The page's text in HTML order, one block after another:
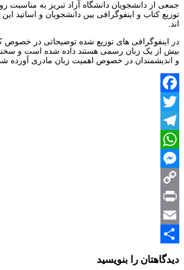
جمعی از دانشجویان دانشگاه آزاد تبریز به مناسبت
توزیع کتاب و اینفوگرافی بین دانشجویان و اساتید
اند.
در اینفوگرافی های توزیع شده توضیحاتی در خصوص
بیش از یک زبان رسمی هستند داده شده است و
و اندیشمندان در خصوص اهمیت زبان مادری آورده
Facebook
Twitter
Telegram
WhatsApp
Messenger
Copy
Link
Print
Email
Share
دیدگاهتان را بنویسید